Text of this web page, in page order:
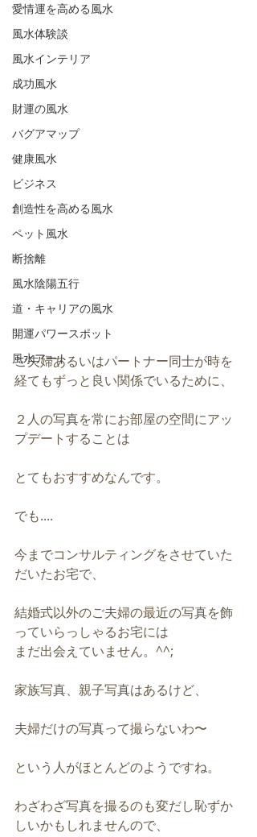
愛情運を高める風水
風水体験談
風水インテリア
成功風水
財運の風水
バグアマップ
健康風水
ビジネス
創造性を高める風水
ペット風水
断捨離
風水陰陽五行
道・キャリアの風水
開運パワースポット
風水アート
ご夫婦あるいはパートナー同士が時を
経てもずっと良い関係でいるために、
２人の写真を常にお部屋の空間にアッ
プデートすることは
とてもおすすめなんです。
でも....
今までコンサルティングをさせていた
だいたお宅で、
結婚式以外のご夫婦の最近の写真を飾
っていらっしゃるお宅には
まだ出会えていません。^^;
家族写真、親子写真はあるけど、
夫婦だけの写真って撮らないわ〜
という人がほとんどのようですね。
わざわざ写真を撮るのも変だし恥ずか
しいかもしれませんので、